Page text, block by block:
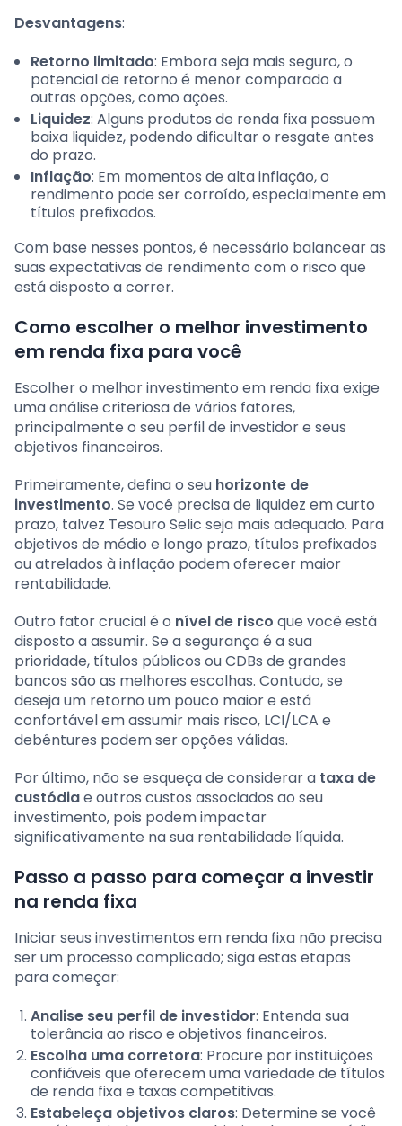
Desvantagens:
Retorno limitado: Embora seja mais seguro, o
potencial de retorno é menor comparado a
outras opções, como ações.
Liquidez: Alguns produtos de renda fixa possuem
baixa liquidez, podendo dificultar o resgate antes
do prazo.
Inflação: Em momentos de alta inflação, o
rendimento pode ser corroído, especialmente em
títulos prefixados.
Com base nesses pontos, é necessário balancear as
suas expectativas de rendimento com o risco que
está disposto a correr.
Como escolher o melhor investimento
em renda fixa para você
Escolher o melhor investimento em renda fixa exige
uma análise criteriosa de vários fatores,
principalmente o seu perfil de investidor e seus
objetivos financeiros.
Primeiramente, defina o seu horizonte de
investimento. Se você precisa de liquidez em curto
prazo, talvez Tesouro Selic seja mais adequado. Para
objetivos de médio e longo prazo, títulos prefixados
ou atrelados à inflação podem oferecer maior
rentabilidade.
Outro fator crucial é o nível de risco que você está
disposto a assumir. Se a segurança é a sua
prioridade, títulos públicos ou CDBs de grandes
bancos são as melhores escolhas. Contudo, se
deseja um retorno um pouco maior e está
confortável em assumir mais risco, LCI/LCA e
debêntures podem ser opções válidas.
Por último, não se esqueça de considerar a taxa de
custódiae outros custos associados ao seu
investimento, pois podem impactar
significativamente na sua rentabilidade líquida.
Passo a passo para começar a investir
na renda fixa
Iniciar seus investimentos em renda fixa não precisa
ser um processo complicado; siga estas etapas
para começar:
Analise seu perfil de investidor: Entenda sua
tolerância ao risco e objetivos financeiros.
Escolha uma corretora: Procure por instituições
confiáveis que oferecem uma variedade de títulos
de renda fixa e taxas competitivas.
Estabeleça objetivos claros: Determine se você